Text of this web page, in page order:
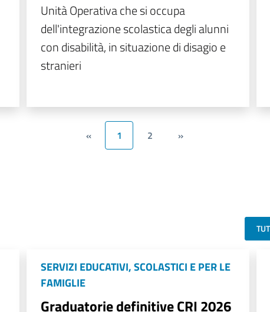
Unità Operativa che si occupa
dell'integrazione scolastica degli alunni
con disabilità, in situazione di disagio e
stranieri
« 1 2 »
SERVIZI EDUCATIVI, SCOLASTICI E PER LE
FAMIGLIE
Graduatorie definitive CRI 2026